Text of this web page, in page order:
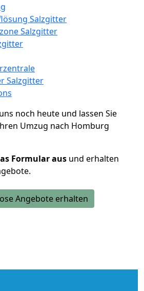
Salzgitter
Salzgitter
Salzgitter
noch heute und lassen Sie
Umzug nach Homburg
Formular aus und erhalten
Angebote erhalten